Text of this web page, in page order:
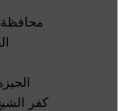
محافظة
كفر